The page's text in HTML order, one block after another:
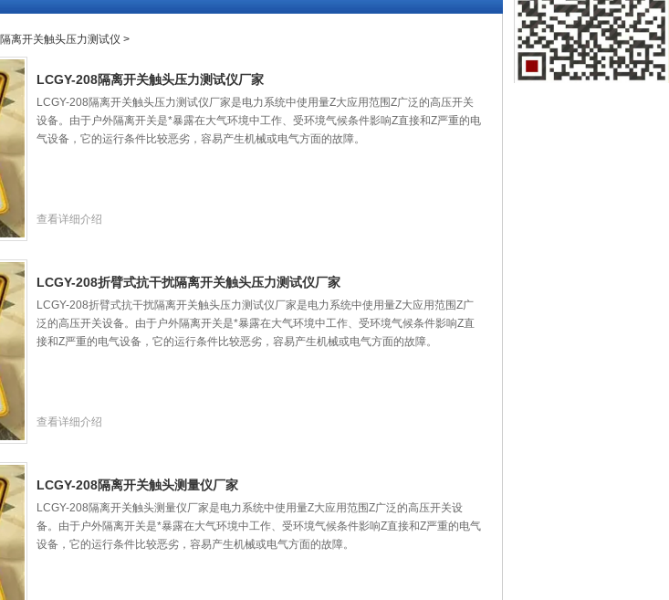
隔离开关触头压力测试仪 >
LCGY-208隔离开关触头压力测试仪厂家
LCGY-208隔离开关触头压力测试仪厂家是电力系统中使用量Z大应用范围Z广泛的高压开关
设备。由于户外隔离开关是*暴露在大气环境中工作、受环境气候条件影响Z直接和Z严重的电
气设备，它的运行条件比较恶劣，容易产生机械或电气方面的故障。
查看详细介绍
LCGY-208折臂式抗干扰隔离开关触头压力测试仪厂家
LCGY-208折臂式抗干扰隔离开关触头压力测试仪厂家是电力系统中使用量Z大应用范围Z广
泛的高压开关设备。由于户外隔离开关是*暴露在大气环境中工作、受环境气候条件影响Z直
接和Z严重的电气设备，它的运行条件比较恶劣，容易产生机械或电气方面的故障。
查看详细介绍
LCGY-208隔离开关触头测量仪厂家
LCGY-208隔离开关触头测量仪厂家是电力系统中使用量Z大应用范围Z广泛的高压开关设
备。由于户外隔离开关是*暴露在大气环境中工作、受环境气候条件影响Z直接和Z严重的电气
设备，它的运行条件比较恶劣，容易产生机械或电气方面的故障。